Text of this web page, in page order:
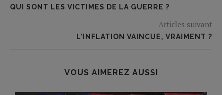
QUI SONT LES VICTIMES DE LA GUERRE ?
Articles suivant
L’INFLATION VAINCUE, VRAIMENT ?
VOUS AIMEREZ AUSSI